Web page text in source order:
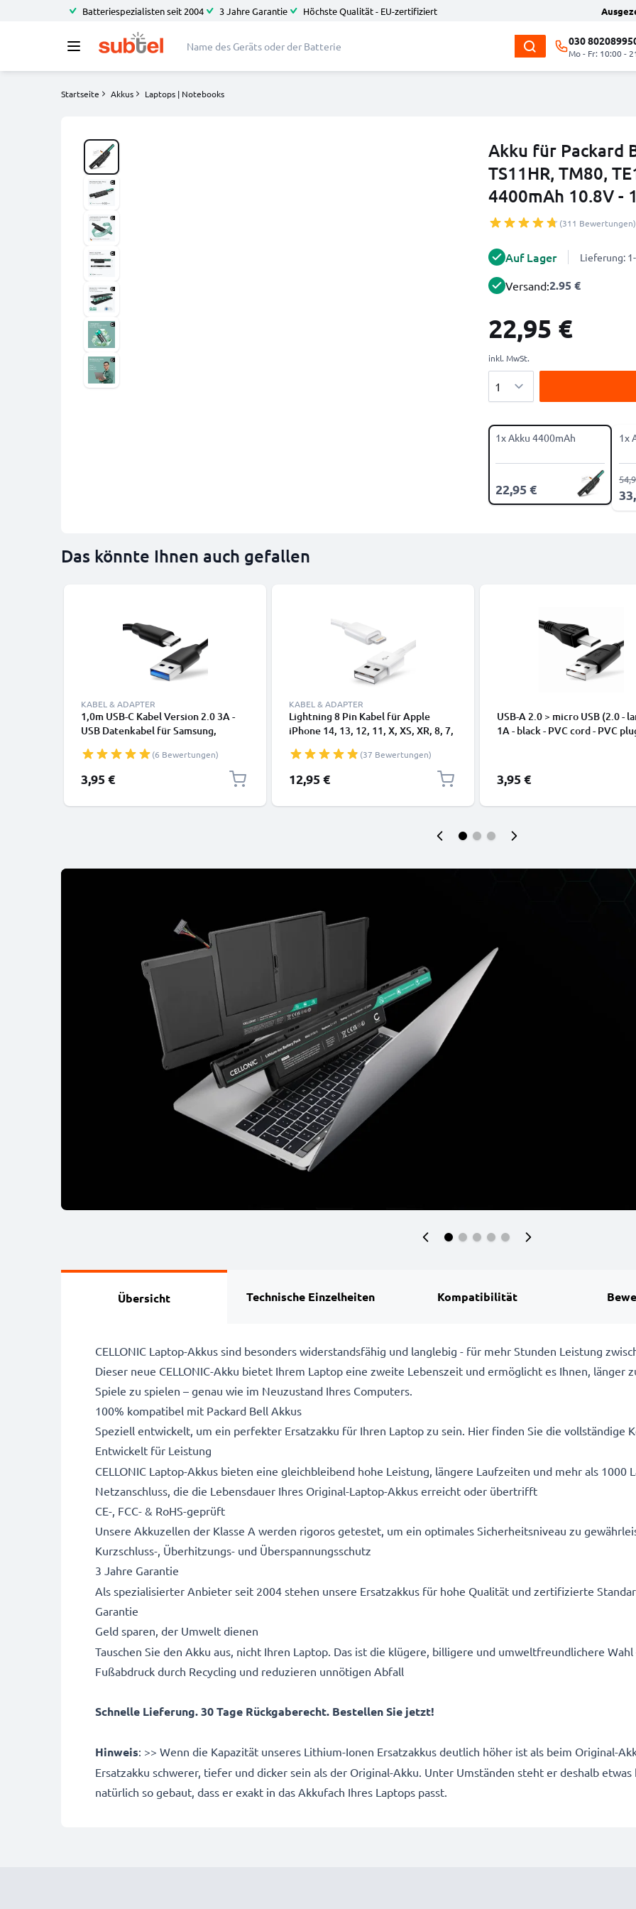
Batteriespezialisten seit 2004 3 Jahre Garantie Höchste Qualität - EU-zertifiziert
030
Mo - Fr: 10:00 -
Startseite Akkus Laptops | Notebooks
Akku für Packard
TS11HR, TM80,
4400mAh 10.8V -
(311 Bewertungen)
Auf Lager Lieferung:
Versand:2.95 €
22,95 €
inkl. MwSt.
1x Akku 4400mAh
22,95 €
1x
Das könnte Ihnen auch gefallen
KABEL & ADAPTER
1,0m USB-C Kabel Version 2.0 3A -
USB Datenkabel für Samsung,
Canon, Panasonic Lumix, Sony,
GoPro uvm PVC schwarz
(6 Bewertungen)
3,95 €
KABEL & ADAPTER
Lightning 8 Pin Kabel für Apple
iPhone 14, 13, 12, 11, X, XS, XR, 8, 7,
Datenkabel für Smartphone
(37 Bewertungen)
12,95 €
USB-A 2.0 > micro USB (2.0 -
1A - black - PVC cord - PVC
3,95 €
Übersicht Technische Einzelheiten Kompatibilität
CELLONIC Laptop-Akkus sind besonders widerstandsfähig und langlebig - für mehr Stunden Leistung
Dieser neue CELLONIC-Akku bietet Ihrem Laptop eine zweite Lebenszeit und ermöglicht es Ihnen, länger
Spiele zu spielen – genau wie im Neuzustand Ihres Computers.
100% kompatibel mit Packard Bell Akkus
Speziell entwickelt, um ein perfekter Ersatzakku für Ihren Laptop zu sein. Hier finden Sie die vollständige
Entwickelt für Leistung
CELLONIC Laptop-Akkus bieten eine gleichbleibend hohe Leistung, längere Laufzeiten und mehr als
Netzanschluss, die die Lebensdauer Ihres Original-Laptop-Akkus erreicht oder übertrifft
CE-, FCC- & RoHS-geprüft
Unsere Akkuzellen der Klasse A werden rigoros getestet, um ein optimales Sicherheitsniveau zu
Kurzschluss-, Überhitzungs- und Überspannungsschutz
3 Jahre Garantie
Als spezialisierter Anbieter seit 2004 stehen unsere Ersatzakkus für hohe Qualität und zertifizierte
Garantie
Geld sparen, der Umwelt dienen
Tauschen Sie den Akku aus, nicht Ihren Laptop. Das ist die klügere, billigere und umweltfreundlichere
Fußabdruck durch Recycling und reduzieren unnötigen Abfall
Schnelle Lieferung. 30 Tage Rückgaberecht. Bestellen Sie jetzt!
Hinweis: >> Wenn die Kapazität unseres Lithium-Ionen Ersatzakkus deutlich höher ist als beim Original-
Ersatzakku schwerer, tiefer und dicker sein als der Original-Akku. Unter Umständen steht er deshalb
natürlich so gebaut, dass er exakt in das Akkufach Ihres Laptops passt.